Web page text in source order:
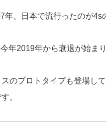
、日本で流行ったのが4s
年2019年から衰退が始ま
のプロトタイプも登場し
。